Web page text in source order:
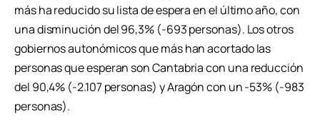
más ha reducido su lista de espera en el último año, con
una disminución del 96,3% (-693 personas). Los otros
gobiernos autonómicos que más han acortado las
personas que esperan son Cantabria con una reducción
del 90,4% (-2.107 personas) y Aragón con un -53% (-983
personas).